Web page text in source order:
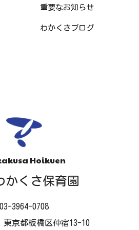
重要なお知らせ
わかくさブログ
Hoikuen
かくさ保育園
03-3964-0708
東京都板橋区仲宿13-10